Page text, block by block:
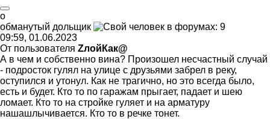
о
обманутый дольщик
09:59, 01.06.2023
От пользователя ZлойКак@
А в чем и собственно вина? Произошел несчастный случай
- подросток гулял на улице с друзьями забрел в реку,
оступился и утонул. Как не трагично, но это всегда было,
есть и будет. Кто то по гаражам прыгает, падает и шею
ломает. Кто то на стройке гуляет и на арматуру
нашашлычивается. Кто то в речке тонет.